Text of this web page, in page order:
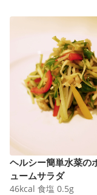
ヘルシー簡単水菜の
ュームサラダ
46kcal 食塩 0.5g